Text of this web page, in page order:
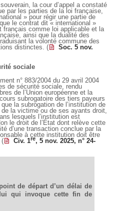
la cour d’appel a constaté
par les parties de la loi française,
» pour régir une partie de
le contrat dit « international »
français comme loi applicable et la
ainsi que la dualité des
la volonté commune des
distinctes. (
Soc. 5 nov.
sociale
n° 883/2004 du 29 avril 2004
de sécurité sociale, rendu
de l’Union européenne et la
subrogatoire des tiers payeurs
la subrogation de l’institution de
la victime ou de ses ayants droit,
lesquels l’institution est
le droit de l’État dont relève cette
d’une transaction conclue par la
à cette institution doit être
(
Civ. 1re, 5 nov. 2025, n° 24-
de départ d’un délai de
qui invoque cette fin de